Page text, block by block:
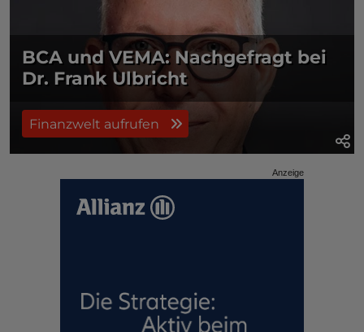
BCA und VEMA: Nachgefragt bei
Dr. Frank Ulbricht
Finanzwelt aufrufen
Anzeige